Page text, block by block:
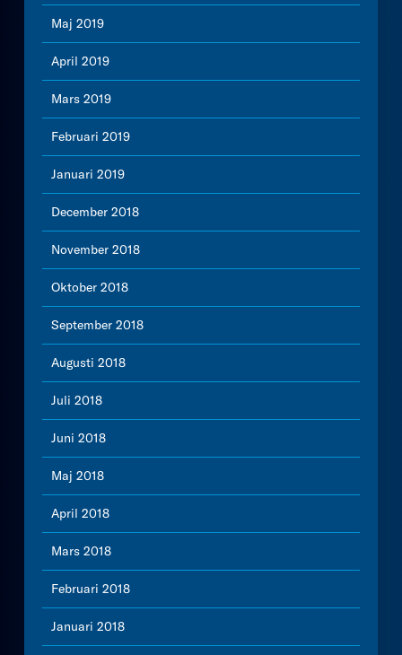
Maj 2019
April 2019
Mars 2019
Februari 2019
Januari 2019
December 2018
November 2018
Oktober 2018
September 2018
Augusti 2018
Juli 2018
Juni 2018
Maj 2018
April 2018
Mars 2018
Februari 2018
Januari 2018